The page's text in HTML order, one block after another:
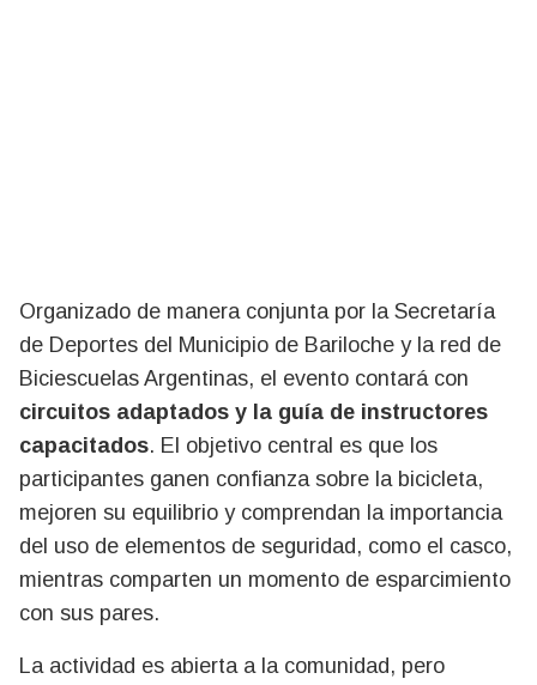
Organizado de manera conjunta por la Secretaría
de Deportes del Municipio de Bariloche y la red de
Biciescuelas Argentinas, el evento contará con
circuitos adaptados y la guía de instructores
capacitados. El objetivo central es que los
participantes ganen confianza sobre la bicicleta,
mejoren su equilibrio y comprendan la importancia
del uso de elementos de seguridad, como el casco,
mientras comparten un momento de esparcimiento
con sus pares.
La actividad es abierta a la comunidad, pero